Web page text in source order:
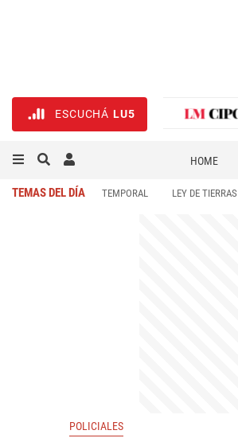
ESCUCHÁ LU5
HOME
TEMAS DEL DÍA TEMPORAL LEY DE TIERRAS
POLICIALES